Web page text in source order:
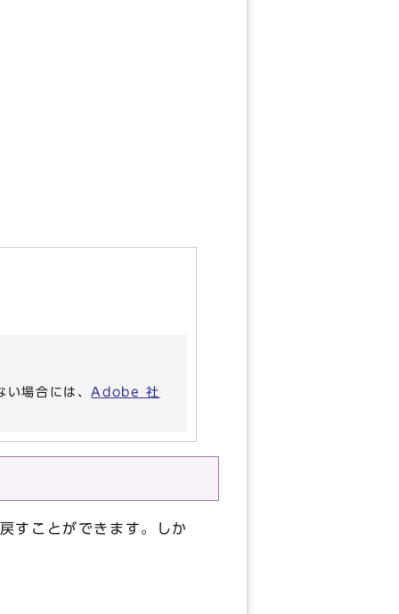
い場合には、Adobe 社
すことができます。しか